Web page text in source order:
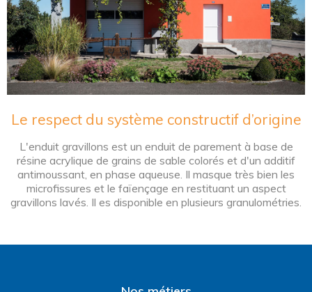
Le respect du système constructif d’origine
L'enduit gravillons est un enduit de parement à base de
résine acrylique de grains de sable colorés et d'un additif
antimoussant, en phase aqueuse. Il masque très bien les
microfissures et le faïençage en restituant un aspect
gravillons lavés. Il es disponible en plusieurs granulométries.